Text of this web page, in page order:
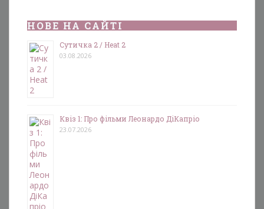
НОВЕ НА САЙТІ
Сутичка 2 / Heat 2
03.08.2026
Квіз 1: Про фільми Леонардо ДіКапріо
23.07.2026